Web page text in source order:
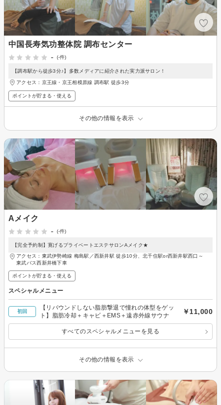
中国長寿気功整体院 調布センター
-
(-件)
【調布駅から徒歩3分♪】多数メディアに紹介された実力派サロン！
アクセス：京王線・京王相模原線 調布駅 徒歩3分
ポイントが貯まる・使える
その他の情報を表示
Aメイク
-
(-件)
【完全予約制】寛げるプライベートエステサロンAメイク★
アクセス：東武伊勢崎線 梅島駅／西新井駅 徒歩10分、北千住駅or西新井駅西口～
東武バス西新井橋下車
ポイントが貯まる・使える
スペシャルメニュー
初回
【リバウンドしない脂肪撃退で憧れの体型をゲッ
ト】脂肪冷却＋キャビ＋EMS＋遠赤外線サウナ
￥11,000
すべてのスペシャルメニューを見る
その他の情報を表示